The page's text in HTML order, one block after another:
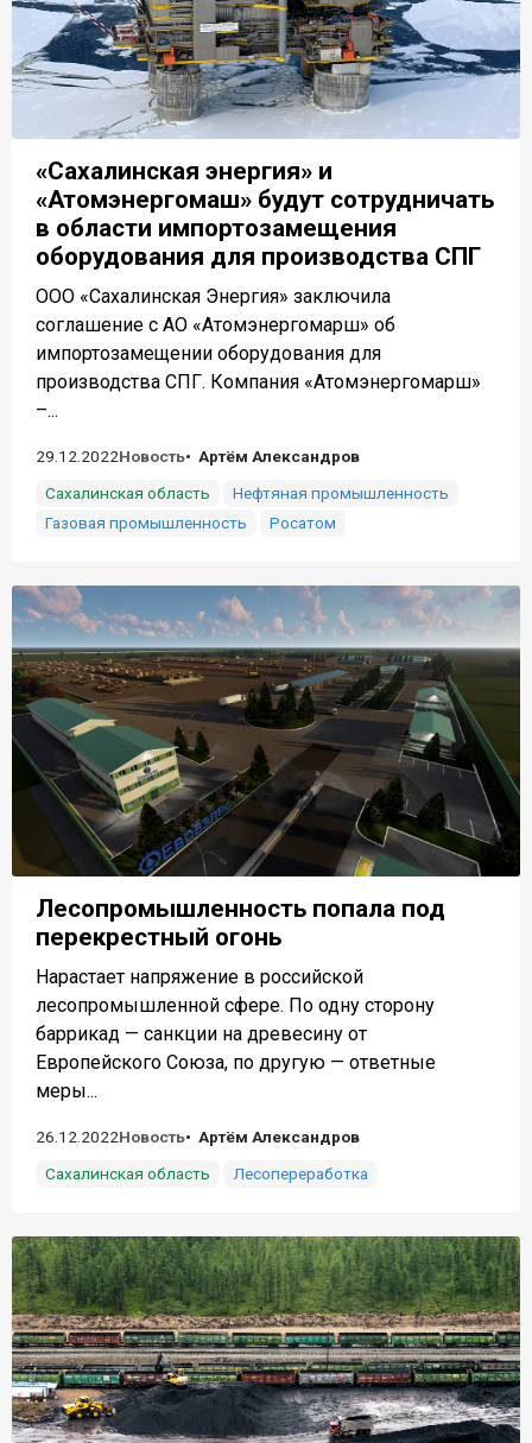
«Сахалинская энергия» и
«Атомэнергомаш» будут сотрудничать
в области импортозамещения
оборудования для производства СПГ
ООО «Сахалинская Энергия» заключила
соглашение с АО «Атомэнергомарш» об
импортозамещении оборудования для
производства СПГ. Компания «Атомэнергомарш»
–...
29.12.2022Новость
Артём Александров
Сахалинская область
Нефтяная промышленность
Газовая промышленность
Росатом
Лесопромышленность попала под
перекрестный огонь
Нарастает напряжение в российской
лесопромышленной сфере. По одну сторону
баррикад — санкции на древесину от
Европейского Союза, по другую — ответные
меры...
26.12.2022Новость
Артём Александров
Сахалинская область
Лесопереработка